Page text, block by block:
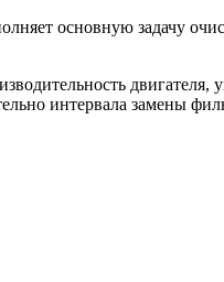
основную задачу
двигателя,
интервала замены